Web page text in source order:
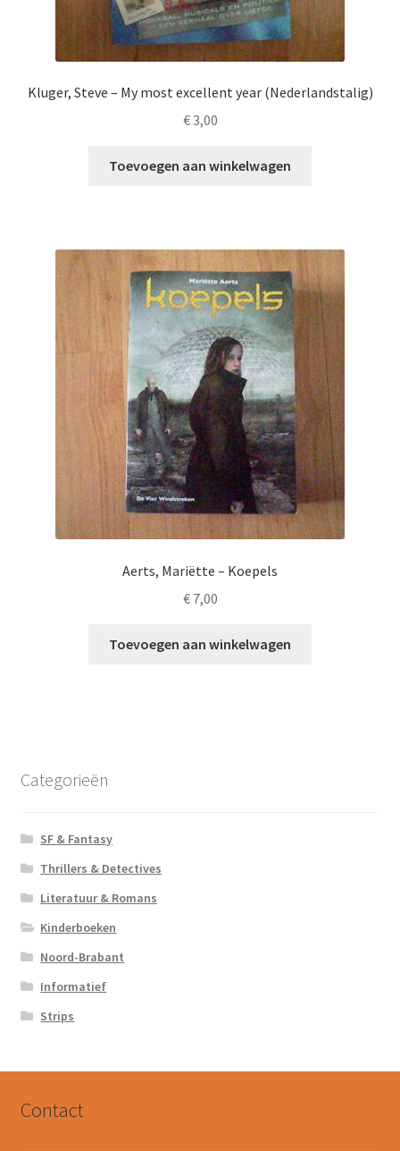
Kluger, Steve – My most excellent year (Nederlandstalig)
€3,00
Toevoegen aan winkelwagen
Aerts, Mariëtte – Koepels
€7,00
Toevoegen aan winkelwagen
Categorieën
SF & Fantasy
Thrillers & Detectives
Literatuur & Romans
Kinderboeken
Noord-Brabant
Informatief
Strips
Contact